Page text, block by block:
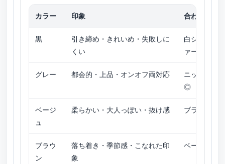
カラー 印象 合わせやす
黒
引き締め・きれいめ・失敗しに
くい
白シャツ／
ァー
グレー 都会的・上品・オンオフ両対応
ニット／シ
◎
ベージ
ュ
柔らかい・大人っぽい・抜け感 ブラウス／
ブラウ
ン
落ち着き・季節感・こなれた印
象
ベージュ系